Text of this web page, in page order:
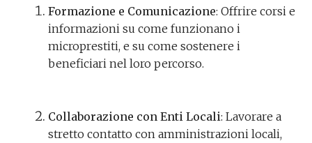
Formazione e Comunicazione: Offrire corsi e
informazioni su come funzionano i
microprestiti, e su come sostenere i
beneficiari nel loro percorso.
Collaborazione con Enti Locali: Lavorare a
stretto contatto con amministrazioni locali,